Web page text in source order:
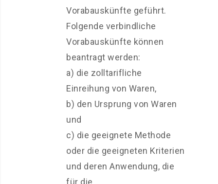
Vorabauskünfte geführt.
Folgende verbindliche
Vorabauskünfte können
beantragt werden:
a) die zolltarifliche
Einreihung von Waren,
b) den Ursprung von Waren
und
c) die geeignete Methode
oder die geeigneten Kriterien
und deren Anwendung, die
für die